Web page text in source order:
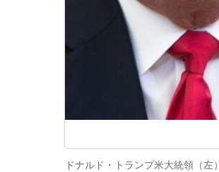
ドナルド・トランプ米大統領（